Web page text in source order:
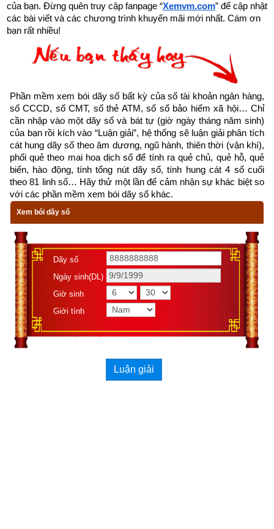
Ý nghĩa lời hào và lời quẻ 9 Phong Thiên Tiểu Súc
Tổng quan về quẻ dịch số 9 trong 64 quẻ Kinh dịch – Quẻ
Phong Thiên Tiểu Súc là một trong 8 quẻ thuộc nhóm cung
Tốn (
Thuần Tốn , Phong Thiên Tiểu Súc Phong Hỏa Gia Nhân
Phong Lôi Ích , Thiên Lôi Vô Vọng, Hỏa Lôi Phệ Hạp Sơn Lôi
Di, Sơn Phong Cổ ) nên có các đặc trưng sau: có số cung Lạc
Thư là 4, đại biểu phương Đông Nam, ngũ hành Mộc, thời
gian ứng với giao thời của Xuân và Hạ. Có số 3 và 8 là 2 số
“sinh thành” của Hành Mộc bản mệnh của Quẻ Tốn. Can
tương ứng là Ất và Chi tương ứng là Thìn – Tỵ. Độc giả tìm
hiểu sâu hơn ở bài viết “Tìm hiểu về tượng vạn vật nhóm quẻ
Quẻ Phong Thiên Tiểu Súc có Hạ quái (Nội quái) là: ☰ (乾
qiàn) Càn hay Trời (天). Thượng quái (Ngoại quái) là: ☴ (巽
xũn) Tốn hay Gió (風) nên là quẻ “tương khắc”. Mây dầy mà
chưa mưa, địa khí bốc lên, nhưng thiên khí chưa ứng hợp,
Âm cảm mà Dương chưa ứng, thế nên quẻ gọi là Tiểu Súc.
Do đó Tiểu Súc có nghĩa là tích luỹ nhỏ, tức tích mà chưa đủ,
hay sức chứa nhỏ, như trời tích mây mà chưa mưa, còn phải
tích luỹ nữa. Ví như người quân tử còn cần phải trau dồi thêm
của bạn. Đừng quên truy cập fanpage “Xemvm.com” để cập nhật
các bài viết và các chương trình khuyến mãi mới nhất. Cám ơn
bạn rất nhiều!
Phần mềm xem bói dãy số bất kỳ của số tài khoản ngân hàng,
số CCCD, số CMT, số thẻ ATM, số sổ bảo hiểm xã hội… Chỉ
cần nhập vào một dãy số và bát tự (giờ ngày tháng năm sinh)
của bạn rồi kích vào “Luận giải”, hệ thống sẽ luận giải phân tích
cát hung dãy số theo âm dương, ngũ hành, thiên thời (vận khí),
phối quẻ theo mai hoa dịch số để tính ra quẻ chủ, quẻ hỗ, quẻ
biến, hào động, tính tổng nút dãy số, tính hung cát 4 số cuối
theo 81 linh số… Hãy thử một lần để cảm nhận sự khác biệt so
với các phần mềm xem bói dãy số khác.
Xem bói dãy số
Dãy số
Ngày sinh(DL)
Giờ sinh
Giới tính
Luận giải